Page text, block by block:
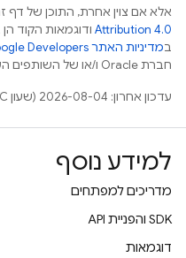
אלא אם צוין אחרת, התוכן של דף
Attribution 4.0 ודוגמאות הקוד הן
במדיניות האתר Google Developers‏
חברת Oracle ו/או של השותפים העצמאיים שלה.
עדכון אחרון: 2026-08-04 (שעון UTC).
למידע נוסף
מדריכים למפתחים
‫SDK והפניית API
דוגמאות